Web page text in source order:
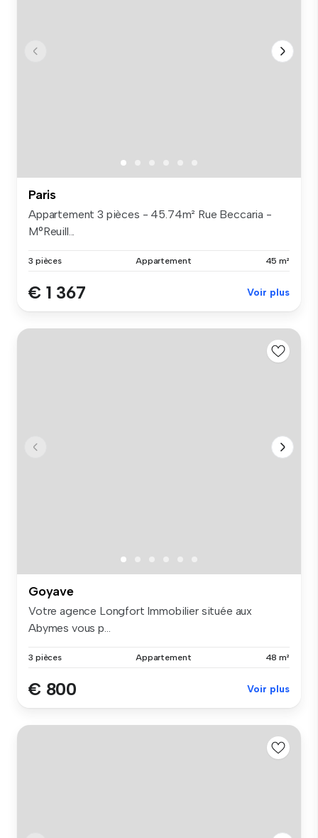
Paris
Appartement 3 pièces - 45.74m² Rue Beccaria -
M°Reuill...
3 pièces Appartement 45 m²
€ 1 367 Voir plus
Goyave
Votre agence Longfort Immobilier située aux
Abymes vous p...
3 pièces Appartement 48 m²
€ 800 Voir plus